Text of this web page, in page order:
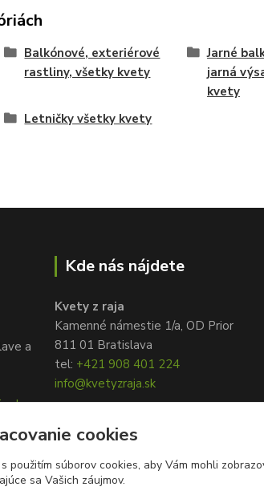
Balkónové, exteriérové
rastliny, všetky kvety
Jarné
jarná
kvety
Letničky všetky kvety
a
Kde nás nájdete
Kvety z raja
Kamenné námestie 1/a, OD Prior
811 01 Bratislava
tel: +421 908 401 224
info@kvetyzraja.sk
cookies
s použitím súborov cookies, aby Vám mohli
sa Vašich záujmov.